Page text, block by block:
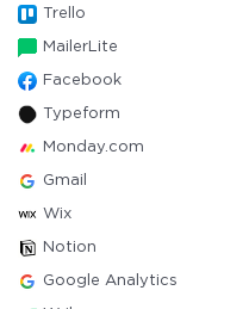
Trello
MailerLite
Facebook
Typeform
Monday.com
Gmail
Wix
Notion
Google Analytics